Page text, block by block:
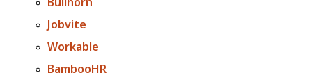
Bullhorn
Jobvite
Workable
BambooHR